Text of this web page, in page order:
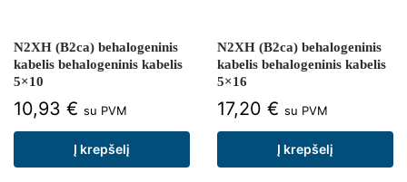
N2XH (B2ca) behalogeninis
kabelis behalogeninis kabelis
5×10
10,93 € su PVM
Į krepšelį
N2XH (B2ca) behalogeninis
kabelis behalogeninis kabelis
5×16
17,20 € su PVM
Į krepšelį